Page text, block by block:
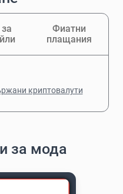
Фиатни
плащания
криптовалути
за мода